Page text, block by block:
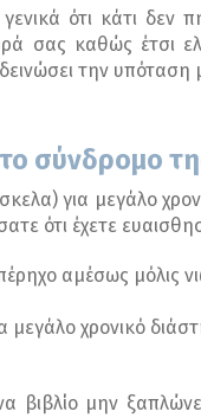
ότι κάτι
σας καθώς έτσι
την υπόταση
σύνδρομο
για μεγάλο
ότι έχετε
αμέσως μόλις
μεγάλο χρονικό
βιβλίο μην